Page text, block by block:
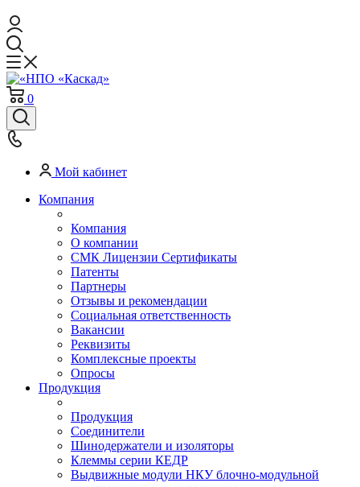
0
Мой кабинет
Компания
Компания
О компании
СМК Лицензии Сертификаты
Патенты
Партнеры
Отзывы и рекомендации
Социальная ответственность
Вакансии
Реквизиты
Комплексные проекты
Опросы
Продукция
Продукция
Соединители
Шинодержатели и изоляторы
Клеммы серии КЕДР
Выдвижные модули НКУ блочно-модульной